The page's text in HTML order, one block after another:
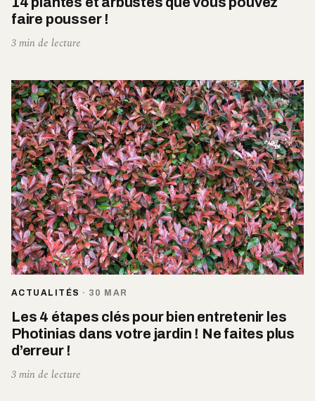
faire pousser !
3 min de lecture
ACTUALITÉS · 30 MAR
Les 4 étapes clés pour bien entretenir les
Photinias dans votre jardin ! Ne faites plus
d’erreur !
3 min de lecture